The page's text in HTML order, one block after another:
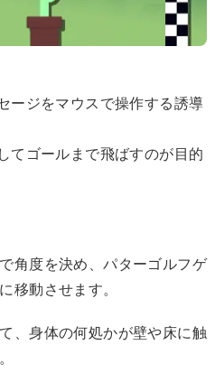
ージをマウスで操作する誘導
てゴールまで飛ばすのが目的
角度を決め、パターゴルフゲ
移動させます。
、身体の何処かが壁や床に触